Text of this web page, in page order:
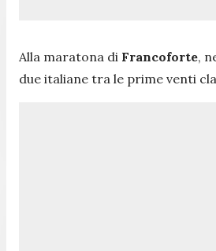
Alla maratona di Francoforte,
due italiane tra le prime venti